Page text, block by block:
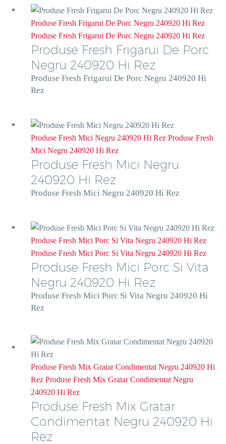
Produse Fresh Frigarui De Porc Negru 240920 Hi Rez
Produse Fresh Frigarui De Porc Negru 240920 Hi Rez
Produse Fresh Frigarui De Porc
Negru 240920 Hi Rez
Produse Fresh Frigarui De Porc Negru 240920 Hi
Rez
Produse Fresh Mici Negru 240920 Hi Rez Produse Fresh
Mici Negru 240920 Hi Rez
Produse Fresh Mici Negru
240920 Hi Rez
Produse Fresh Mici Negru 240920 Hi Rez
Produse Fresh Mici Porc Si Vita Negru 240920 Hi Rez
Produse Fresh Mici Porc Si Vita Negru 240920 Hi Rez
Produse Fresh Mici Porc Si Vita
Negru 240920 Hi Rez
Produse Fresh Mici Porc Si Vita Negru 240920 Hi
Rez
Produse Fresh Mix Gratar Condimentat Negru 240920 Hi
Rez Produse Fresh Mix Gratar Condimentat Negru
240920 Hi Rez
Produse Fresh Mix Gratar
Condimentat Negru 240920 Hi
Rez